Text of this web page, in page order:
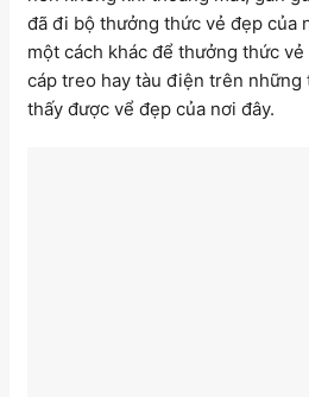
đã đi bộ thưởng thức vẻ đẹp của
một cách khác để thưởng thức
cáp treo hay tàu điện trên những
thấy được vể đẹp của nơi đây.